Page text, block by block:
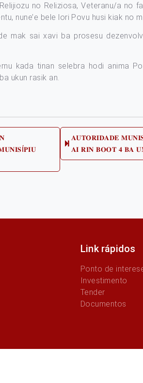
no Reliziosa, Veteranu/a no
nune’e bele lori Povu husi kiak no
mak sai xavi ba prosesu
kada tinan selebra hodi anima
ukun rasik an.
𝐀𝐔𝐓𝐎𝐑𝐈𝐃𝐀𝐃𝐄
𝐀𝐈 𝐑𝐈𝐍 𝐁𝐎𝐎𝐓 𝟒 𝐁𝐀
Link rápidos
Ponto de
Investimento
Tender
Documentos